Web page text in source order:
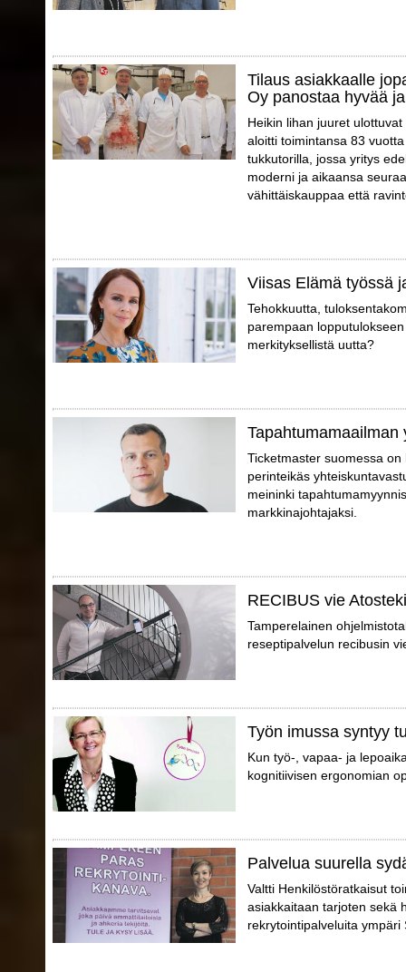
Tilaus asiakkaalle
Oy panostaa hyvää
Heikin lihan juuret
aloitti toimintansa 83
tukkutorilla, jossa yritys
moderni ja aikaansa
vähittäiskauppaa että
Viisas Elämä työssä
Tehokkuutta,
parempaan
merkityksellistä uutta?
Tapahtumamaailman
Ticketmaster suomessa
perinteikäs
meininki
markkinajohtajaksi.
RECIBUS vie
Tamperelainen
reseptipalvelun recibusin
Työn imussa syntyy
Kun työ-, vapaa- ja
kognitiivisen ergonomian
Palvelua suurella
Valtti Henkilöstöratkaisut
asiakkaitaan tarjoten sekä
rekrytointipalveluita ympäri